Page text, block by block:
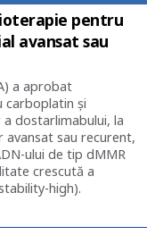
pentru
avansat sau
a aprobat
carboplatin și
dostarlimabului, la
avansat sau recurent,
ului de tip dMMR
crescută a
high).